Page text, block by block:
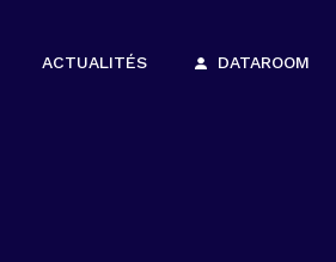
ACTUALITÉS DATAROOM